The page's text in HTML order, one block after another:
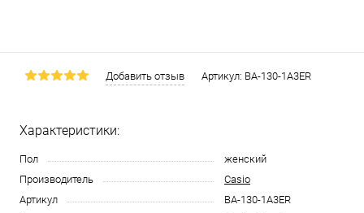
Добавить отзыв Артикул: BA-130-1A3ER
Характеристики:
Пол
женский
Производитель
Casio
Артикул
BA-130-1A3ER